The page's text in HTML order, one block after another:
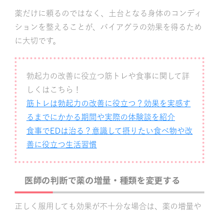
薬だけに頼るのではなく、土台となる身体のコンディ
ションを整えることが、バイアグラの効果を得るため
に大切です。
勃起力の改善に役立つ筋トレや食事に関して詳
しくはこちら！
筋トレは勃起力の改善に役立つ？効果を実感す
るまでにかかる期間や実際の体験談を紹介
食事でEDは治る？意識して摂りたい食べ物や改
善に役立つ生活習慣
医師の判断で薬の増量・種類を変更する
正しく服用しても効果が不十分な場合は、薬の増量や